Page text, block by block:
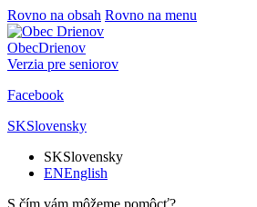
Rovno na obsah Rovno na menu
ObecDrienov
Verzia pre seniorov
Facebook
SKSlovensky
SKSlovensky
ENEnglish
S čím vám môžeme pomôcť?